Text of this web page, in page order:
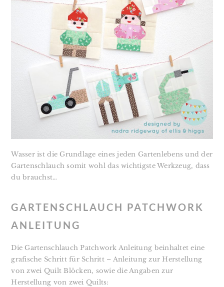
Wasser ist die Grundlage eines jeden Gartenlebens und der
Gartenschlauch somit wohl das wichtigste Werkzeug, dass
du brauchst…
GARTENSCHLAUCH PATCHWORK
ANLEITUNG
Die Gartenschlauch Patchwork Anleitung beinhaltet eine
grafische Schritt für Schritt – Anleitung zur Herstellung
von zwei Quilt Blöcken, sowie die Angaben zur
Herstellung von zwei Quilts: